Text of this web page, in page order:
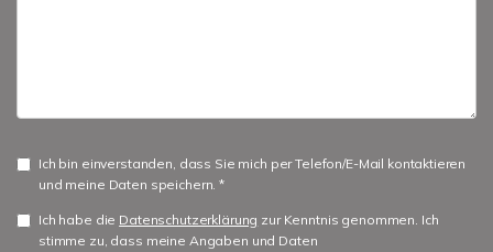
Ich bin einverstanden, dass Sie mich per Telefon/E-Mail kontaktieren
und meine Daten speichern. *
Ich habe die Datenschutzerklärung zur Kenntnis genommen. Ich
stimme zu, dass meine Angaben und Daten